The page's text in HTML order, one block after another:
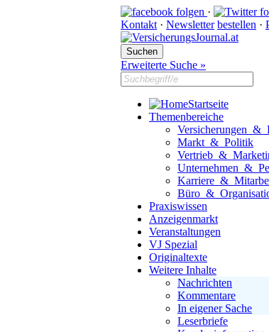
·
Kontakt · Newsletter bestellen ·
Erweiterte Suche »
Startseite
Themenbereiche
Versicherungen &
Markt & Politik
Vertrieb &
Unternehmen &
Karriere &
Büro &
Praxiswissen
Anzeigenmarkt
Veranstaltungen
VJ Spezial
Originaltexte
Weitere Inhalte
Nachrichten
Kommentare
In eigener Sache
Leserbriefe